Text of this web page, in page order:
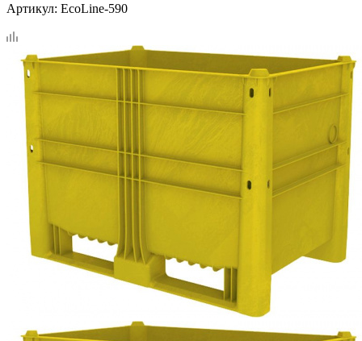
Артикул: EcoLine-590